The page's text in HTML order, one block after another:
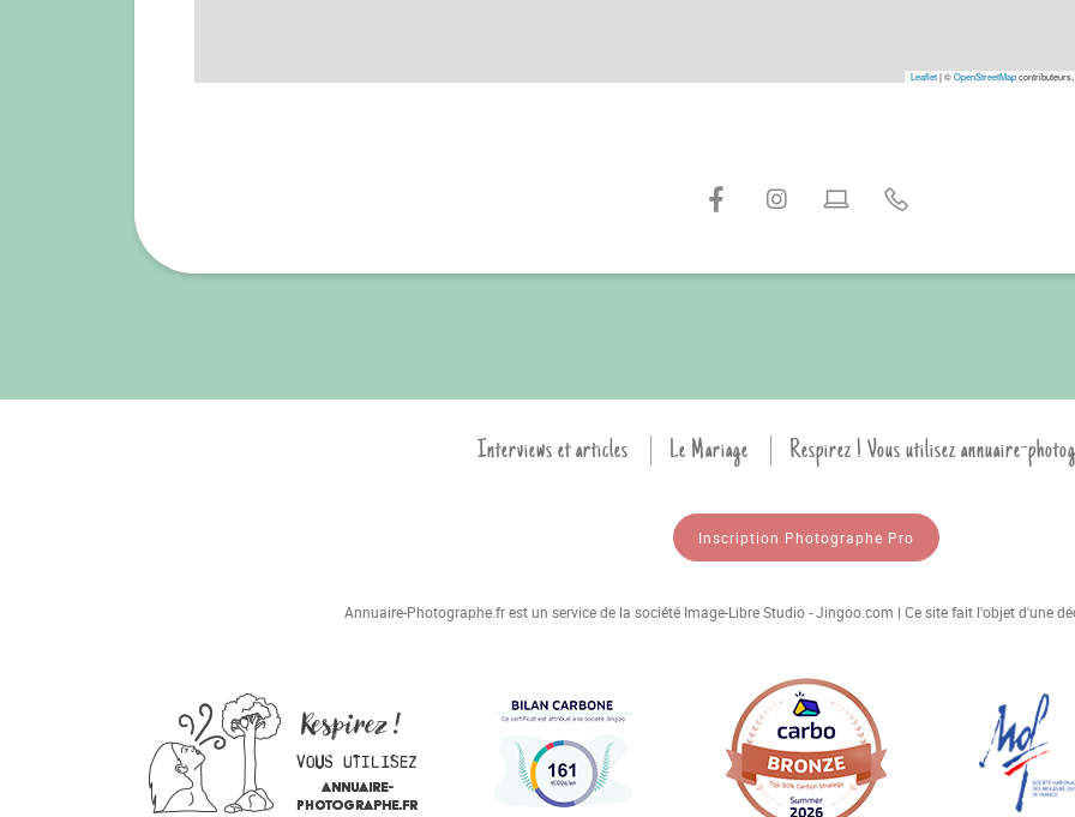
Leaflet|©OpenStreetMap
Interviews et articles Le Mariage Respirez ! Vous utilisez annuaire-
Inscription Photographe Pro
Annuaire-Photographe.fr est un service de la société Image-Libre Studio - Jingoo.com | Ce site fait l'objet d'une